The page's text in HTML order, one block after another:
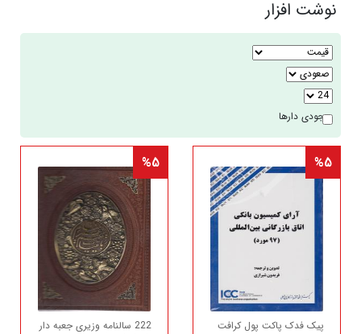
نوشت افزار
موجودی دارها
%5
پیک فدک پاکت پول کرافت
%5
222 سالنامه وزیری جعبه دار